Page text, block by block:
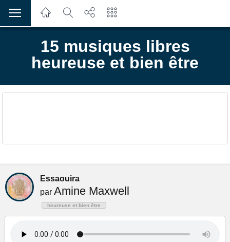
15 musiques libres
heureuse et bien être
Essaouira
par Amine Maxwell
heureuse et bien être